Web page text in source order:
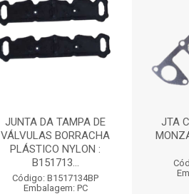
JUNTA DA TAMPA DE
VÁLVULAS BORRACHA
PLÁSTICO NYLON :
B151713...
Código: B1517134BP
Embalagem: PC
JTA